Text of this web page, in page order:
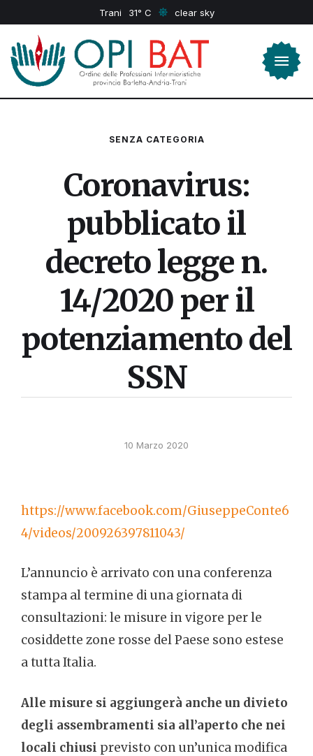
Trani 31 clear sky
SENZA CATEGORIA
Coronavirus:
pubblicato il
decreto legge n.
14/2020 per il
potenziamento del
SSN
10 Marzo 2020
https://www.facebook.com/GiuseppeConte6
4/videos/200926397811043/
L’annuncio è arrivato con una conferenza
stampa al termine di una giornata di
consultazioni: le misure in vigore per le
cosiddette zone rosse del Paese sono estese
a tutta Italia.
Alle misure si aggiungerà anche un divieto
degli assembramenti sia all’aperto che nei
locali chiusi previsto con un’unica modifica